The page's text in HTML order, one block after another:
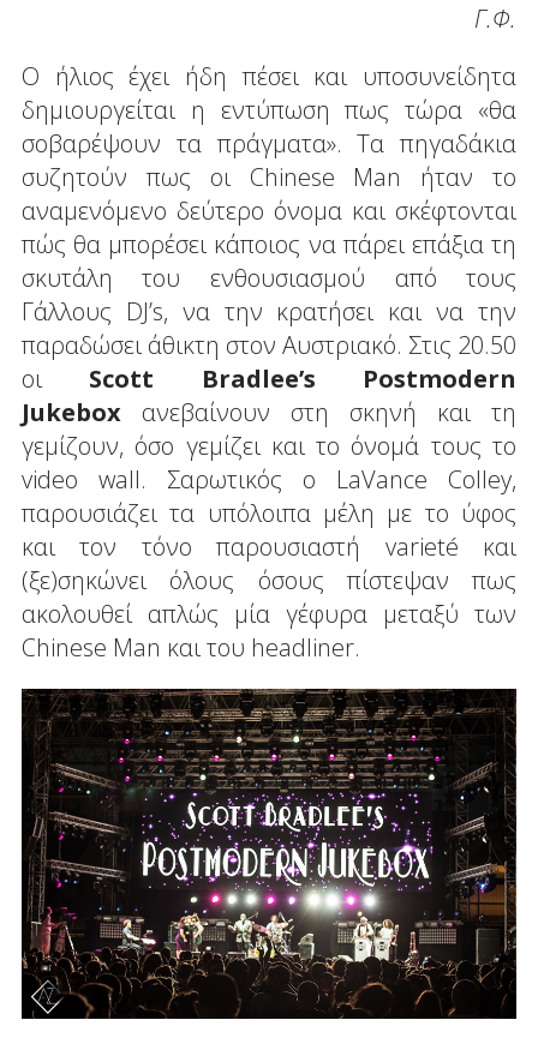
Γ.Φ.
Ο ήλιος έχει ήδη πέσει και υποσυνείδητα
δημιουργείται η εντύπωση πως τώρα «θα
σοβαρέψουν τα πράγματα». Τα πηγαδάκια
συζητούν πως οι Chinese Man ήταν το
αναμενόμενο δεύτερο όνομα και σκέφτονται
πώς θα μπορέσει κάποιος να πάρει επάξια τη
σκυτάλη του ενθουσιασμού από τους
Γάλλους DJ’s, να την κρατήσει και να την
παραδώσει άθικτη στον Αυστριακό. Στις 20.50
οι Scott Bradlee’s Postmodern
Jukeboxανεβαίνουν στη σκηνή και τη
γεμίζουν, όσο γεμίζει και το όνομά τους το
video wall. Σαρωτικός ο LaVance Colley,
παρουσιάζει τα υπόλοιπα μέλη με το ύφος
και τον τόνο παρουσιαστή varieté και
(ξε)σηκώνει όλους όσους πίστεψαν πως
ακολουθεί απλώς μία γέφυρα μεταξύ των
Chinese Man και του headliner.